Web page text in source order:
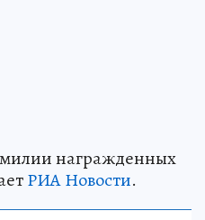
награжденных
РИА Новости.